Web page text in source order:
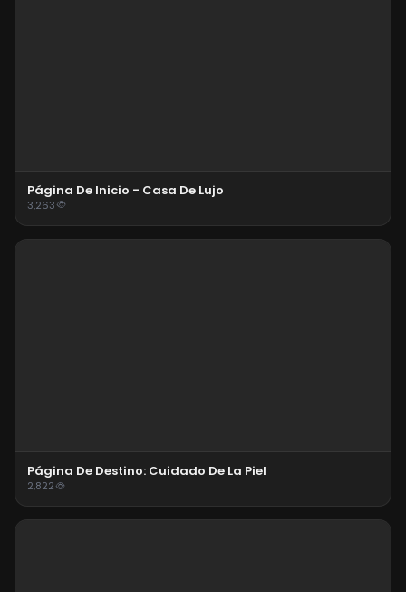
Página De Inicio - Casa De Lujo
3,263
Página De Destino: Cuidado De La Piel
2,822